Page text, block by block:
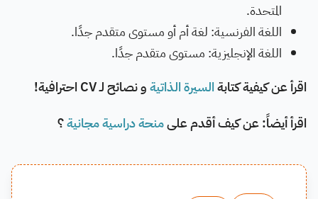
المتحدة.
اللغة الفرنسية: لغة أم أو مستوى متقدم جدًا.
اللغة الإنجليزية: مستوى متقدم جدًا.
اقرأ عن كيفية كتابةالسيرة الذاتيةو نصائح لـ CV احترافية!
اقرأ أيضاً: عن كيف أقدم علىمنحة دراسية مجانية؟